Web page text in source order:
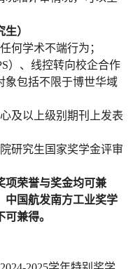
）
何学术不端行为；
）、线控转向校企合作
象包括不限于博世华域
及以上级别期刊上发表
研究生国家奖学金评审
项荣誉与奖金均可兼
中国航发南方工业奖学
兼得。